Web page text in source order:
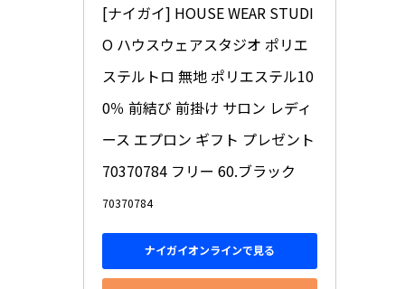
[ナイガイ] HOUSE WEAR STUDI
O ハウスウェアスタジオ ポリエ
ステルトロ 無地 ポリエステル10
0％ 前結び 前掛け サロン レディ
ース エプロン ギフト プレゼント
70370784 フリー 60.ブラック
70370784
ナイガイオンラインで見る